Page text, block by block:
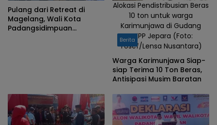
Pulang dari Retreat di
Magelang, Wali Kota
Padangsidimpuan
Alokasi Pendistribusian Beras
10 ton untuk warga
Karimunjawa di Gudang
DKPP Jepara (Foto:
Yosef/Lensa Nusantara)
Berita
Warga Karimunjawa Siap-
siap Terima 10 Ton Beras,
Antisipasi Musim Baratan